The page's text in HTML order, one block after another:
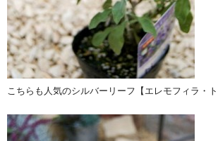
こちらも人気のシルバーリーフ【エレモフィラ・ト